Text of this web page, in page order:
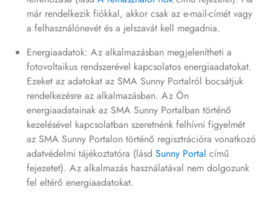
már rendelkezik fiókkal, akkor csak az e-mail-címét vagy
a felhasználónevét és a jelszavát kell megadnia.
Energiaadatok: Az alkalmazásban megjelenítheti a
fotovoltaikus rendszerével kapcsolatos energiaadatokat.
Ezeket az adatokat az SMA Sunny Portalról bocsátjuk
rendelkezésre az alkalmazásban. Az Ön
energiaadatainak az SMA Sunny Portalban történő
kezelésével kapcsolatban szeretnénk felhívni figyelmét
az SMA Sunny Portalon történő regisztrációra vonatkozó
adatvédelmi tájékoztatóra (lásd Sunny Portal című
fejezetet). Az alkalmazás használatával nem dolgozunk
fel eltérő energiaadatokat.